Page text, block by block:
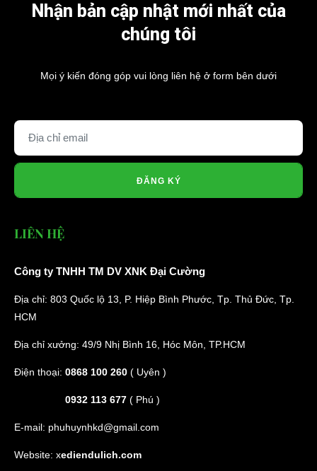
Nhận bản cập nhật mới nhất của
chúng tôi
Mọi ý kiến đóng góp vui lòng liên hệ ở form bên dưới
ĐĂNG KÝ
LIÊN HỆ
Công ty TNHH TM DV XNK Đại Cường
Địa chỉ: 803 Quốc lộ 13, P. Hiệp Bình Phước, Tp. Thủ Đức, Tp.
HCM
Địa chỉ xưởng: 49/9 Nhị Bình 16, Hóc Môn, TP.HCM
Điện thoại: 0868 100 260 ( Uyên )
0932 113 677 ( Phú )
E-mail: phuhuynhkd@gmail.com
Website: xediendulich.com